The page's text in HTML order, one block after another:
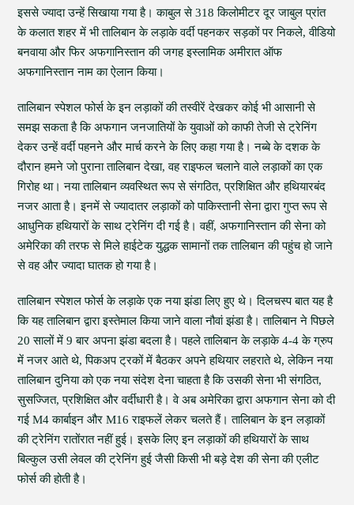
इससे ज्यादा उन्हें सिखाया गया है। काबुल से 318 किलोमीटर दूर जाबुल प्रांत
के कलात शहर में भी तालिबान के लड़ाके वर्दी पहनकर सड़कों पर निकले, वीडियो
बनवाया और फिर अफगानिस्तान की जगह इस्लामिक अमीरात ऑफ
अफगानिस्तान नाम का ऐलान किया।
तालिबान स्पेशल फोर्स के इन लड़ाकों की तस्वीरें देखकर कोई भी आसानी से
समझ सकता है कि अफगान जनजातियों के युवाओं को काफी तेजी से ट्रेनिंग
देकर उन्हें वर्दी पहनने और मार्च करने के लिए कहा गया है। नब्बे के दशक के
दौरान हमने जो पुराना तालिबान देखा, वह राइफल चलाने वाले लड़ाकों का एक
गिरोह था। नया तालिबान व्यवस्थित रूप से संगठित, प्रशिक्षित और हथियारबंद
नजर आता है। इनमें से ज्यादातर लड़ाकों को पाकिस्तानी सेना द्वारा गुप्त रूप से
आधुनिक हथियारों के साथ ट्रेनिंग दी गई है। वहीं, अफगानिस्तान की सेना को
अमेरिका की तरफ से मिले हाईटेक युद्धक सामानों तक तालिबान की पहुंच हो जाने
से वह और ज्यादा घातक हो गया है।
तालिबान स्पेशल फोर्स के लड़ाके एक नया झंडा लिए हुए थे। दिलचस्प बात यह है
कि यह तालिबान द्वारा इस्तेमाल किया जाने वाला नौवां झंडा है। तालिबान ने पिछले
20 सालों में 9 बार अपना झंडा बदला है। पहले तालिबान के लड़ाके 4-4 के ग्रुप
में नजर आते थे, पिकअप ट्रकों में बैठकर अपने हथियार लहराते थे, लेकिन नया
तालिबान दुनिया को एक नया संदेश देना चाहता है कि उसकी सेना भी संगठित,
सुसज्जित, प्रशिक्षित और वर्दीधारी है। वे अब अमेरिका द्वारा अफगान सेना को दी
गई M4 कार्बाइन और M16 राइफलें लेकर चलते हैं। तालिबान के इन लड़ाकों
की ट्रेनिंग रातोंरात नहीं हुई। इसके लिए इन लड़ाकों की हथियारों के साथ
बिल्कुल उसी लेवल की ट्रेनिंग हुई जैसी किसी भी बड़े देश की सेना की एलीट
फोर्स की होती है।